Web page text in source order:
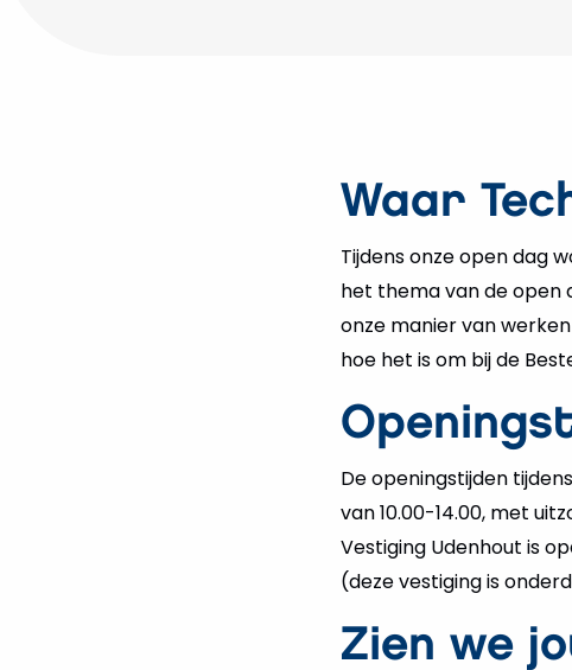
Waar
Tijdens onze open dag
het thema van de open
onze manier van
hoe het is om bij de
De openingstijden
van 10.00-14.00, met
Vestiging Udenhout is
(deze vestiging is
Zien we